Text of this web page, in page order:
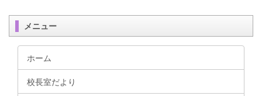
メニュー
ホーム
校長室だより